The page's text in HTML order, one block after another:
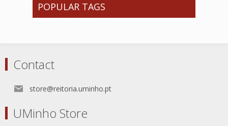
POPULAR TAGS
Contact
store@reitoria.uminho.pt
UMinho Store